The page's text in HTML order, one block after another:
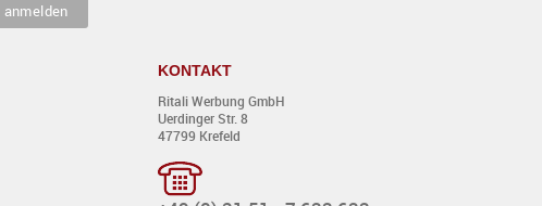
KONTAKT
Ritali Werbung GmbH
Uerdinger Str. 8
47799 Krefeld